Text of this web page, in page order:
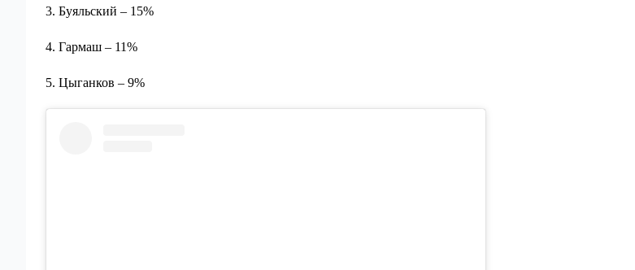
3. Буяльский – 15%
4. Гармаш – 11%
5. Цыганков – 9%